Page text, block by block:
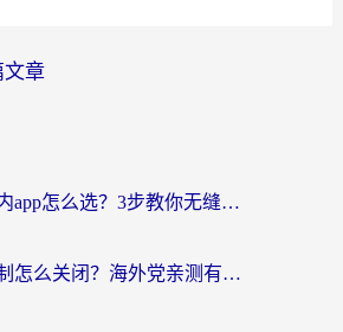
文章
美国翻回国内app怎么选？3步教你无缝刷剧、登12123、访问国内网站
优酷地域限制怎么关闭？海外党亲测有效的追剧加速器选择指南